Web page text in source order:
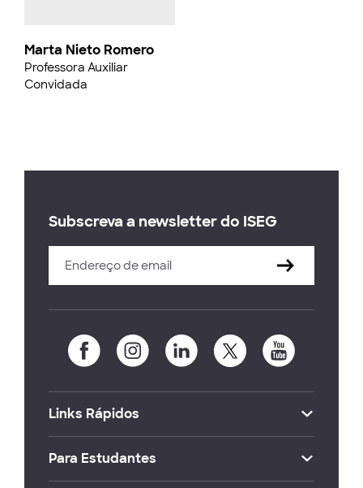
Marta Nieto Romero
Professora Auxiliar
Convidada
Subscreva a newsletter do ISEG
Links Rápidos
Para Estudantes